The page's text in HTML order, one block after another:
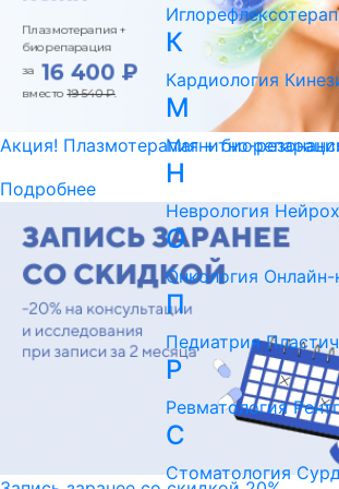
Акция! Плазмотерапия +
Подробнее
К
Кардиология
М
Магнитно-
Н
Неврология
О
Онкология Онлайн-
П
Педиатрия
Р
Ревматология
С
Стоматология